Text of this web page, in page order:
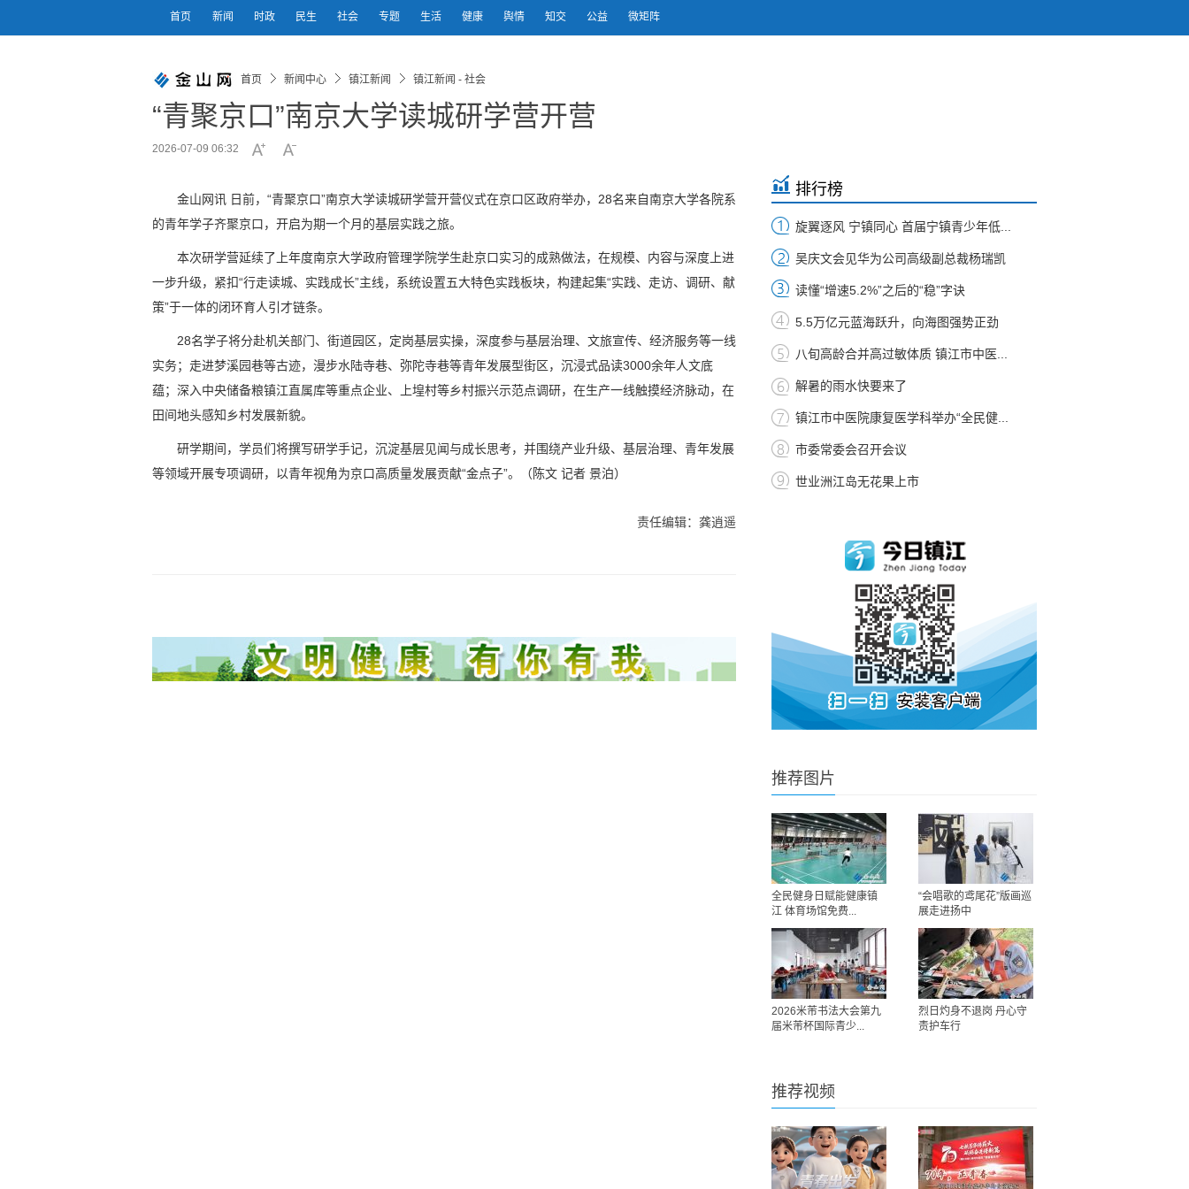
首页 新闻 时政 民生 社会 专题 生活 健康 舆情 知交 公益 微矩阵
首页 新闻中心 镇江新闻 镇江新闻 - 社会
“青聚京口”南京大学读城研学营开营
2026-07-09 06:32
金山网讯 日前，“青聚京口”南京大学读城研学营开营仪式在京口区政府举办，28名来自南京大学各院系
的青年学子齐聚京口，开启为期一个月的基层实践之旅。
本次研学营延续了上年度南京大学政府管理学院学生赴京口实习的成熟做法，在规模、内容与深度上进
一步升级，紧扣“行走读城、实践成长”主线，系统设置五大特色实践板块，构建起集“实践、走访、调研、献
策”于一体的闭环育人引才链条。
28名学子将分赴机关部门、街道园区，定岗基层实操，深度参与基层治理、文旅宣传、经济服务等一线
实务；走进梦溪园巷等古迹，漫步水陆寺巷、弥陀寺巷等青年发展型街区，沉浸式品读3000余年人文底
蕴；深入中央储备粮镇江直属库等重点企业、上堭村等乡村振兴示范点调研，在生产一线触摸经济脉动，在
田间地头感知乡村发展新貌。
研学期间，学员们将撰写研学手记，沉淀基层见闻与成长思考，并围绕产业升级、基层治理、青年发展
等领域开展专项调研，以青年视角为京口高质量发展贡献“金点子”。
（陈文 记者 景泊）
责任编辑：龚逍遥
排行榜
旋翼逐风 宁镇同心 首届宁镇青少年低...
吴庆文会见华为公司高级副总裁杨瑞凯
读懂“增速5.2%”之后的“稳”字诀
5.5万亿元蓝海跃升，向海图强势正劲
八旬高龄合并高过敏体质 镇江市中医...
解暑的雨水快要来了
镇江市中医院康复医学科举办“全民健...
市委常委会召开会议
世业洲江岛无花果上市
推荐图片
全民健身日赋能健康镇
江 体育场馆免费...
“会唱歌的鸢尾花”版画巡
展走进扬中
2026米芾书法大会第九
届米芾杯国际青少...
烈日灼身不退岗 丹心守
责护车行
推荐视频